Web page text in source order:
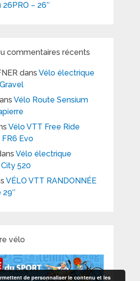
– 26″
commentaires récents
dans Vélo électrique
Vélo Route Sensium
Vélo VTT Free Ride
FR6 Evo
Vélo électrique
520
VÉLO VTT RANDONNÉE
29″
vélo
de personnaliser le contenu et les